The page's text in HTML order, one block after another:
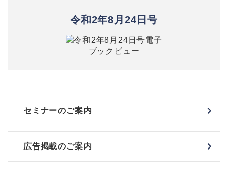
令和2年8月24日号
セミナーのご案内
広告掲載のご案内